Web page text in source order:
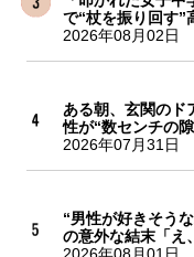
で“杖を振り回す”
2026年08月02日
ある朝、玄関の
性が“数センチの
2026年07月31日
“男性が好きそう
の意外な結末「え